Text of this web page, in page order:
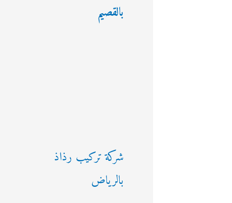
بالقصيم
شركة تركيب رذاذ
بالرياض